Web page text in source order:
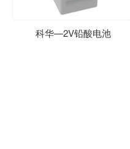
科华—2V铅酸电池